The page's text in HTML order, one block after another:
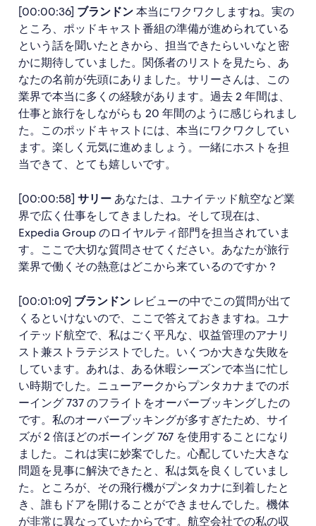
[00:00:36] ブランドン 本当にワクワクしますね。実の
ところ、ポッドキャスト番組の準備が進められている
という話を聞いたときから、担当できたらいいなと密
かに期待していました。関係者のリストを見たら、あ
なたの名前が先頭にありました。サリーさんは、この
業界で本当に多くの経験があります。過去 2 年間は、
仕事と旅行をしながらも 20 年間のように感じられまし
た。このポッドキャストには、本当にワクワクしてい
ます。楽しく元気に進めましょう。一緒にホストを担
当できて、とても嬉しいです。
[00:00:58] サリー あなたは、ユナイテッド航空など業
界で広く仕事をしてきましたね。そして現在は、
Expedia Group のロイヤルティ部門を担当されていま
す。ここで大切な質問させてください。あなたが旅行
業界で働くその熱意はどこから来ているのですか ?
[00:01:09] ブランドン レビューの中でこの質問が出て
くるといけないので、ここで答えておきますね。ユナ
イテッド航空で、私はごく平凡な、収益管理のアナリ
スト兼ストラテジストでした。いくつか大きな失敗を
しています。あれは、ある休暇シーズンで本当に忙し
い時期でした。ニューアークからプンタカナまでのボ
ーイング 737 のフライトをオーバーブッキングしたの
です。私のオーバーブッキングが多すぎたため、サイ
ズが 2 倍ほどのボーイング 767 を使用することになり
ました。これは実に妙案でした。心配していた大きな
問題を見事に解決できたと、私は気を良くしていまし
た。ところが、その飛行機がプンタカナに到着したと
き、誰もドアを開けることができませんでした。機体
が非常に異なっていたからです。航空会社での私の収